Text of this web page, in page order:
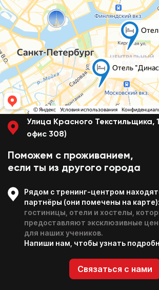
Поможем с проживанием,
если ты из другого города
Рядом с тренинг-центром
партнёры (они помечены на карте):
гостиницы, отели и хостелы,
предоставляют эксклюзивные
для наших учеников.
Напиши нам, чтобы узнать
Улица Красного Текстильщика,
офис 308)
Связаться с нами
необходимые
Смешивай
из разных
Перейти к
Перезвоним в течение 15-20
c понедельника по пятницу с 11:00